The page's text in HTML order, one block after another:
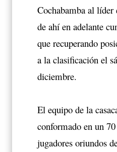
Cochabamba al
de ahí en adelante
que recuperando
a la clasificación el
diciembre.
El equipo de la
conformado en un
jugadores oriundos